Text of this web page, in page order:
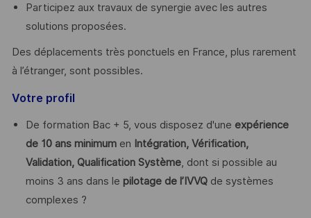
Participez aux travaux de synergie avec les autres
solutions proposées.
Des déplacements très ponctuels en France, plus rarement
à l’étranger, sont possibles.
Votre profil
De formation Bac + 5, vous disposez d'une expérience
de 10 ans minimumen Intégration, Vérification,
Validation, Qualification Système, dont si possible au
moins 3 ans dans le pilotage de l’IVVQde systèmes
complexes ?